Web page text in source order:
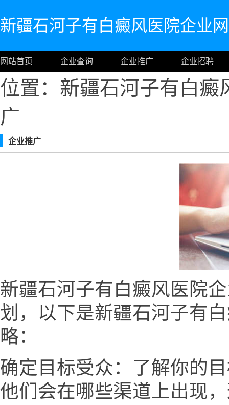
新疆石河子有白癜风医院企业网
网站首页 企业查询 企业推广 企业招聘
位置：新疆石河子有白
广
企业推广
新疆石河子有白癜风医院
划，以下是新疆石河子有
略：
确定目标受众：了解你的
他们会在哪些渠道上出现